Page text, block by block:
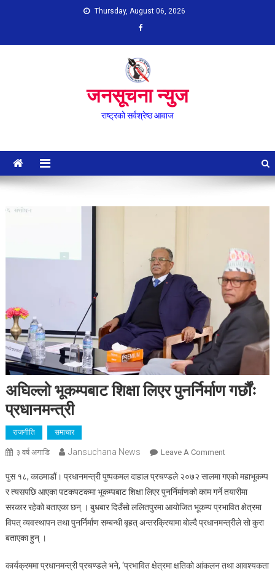
Thursday, August 06, 2026
जनसूचना न्युज
राष्ट्रको सर्वश्रेष्ठ आवाज
अघिल्लो भूकम्पबाट शिक्षा लिएर पुनर्निर्माण गर्छौंः
प्रधानमन्त्री
राजनीति समाचार
३ वर्ष अगाडि Jansuchana News Leave A CommentOn
भूकम्पबाट
शिक्षा
लिएर
पुनर्निर्माण
पुस १८, काठमाडौं। प्रधानमन्त्री पुष्पकमल दाहाल प्रचण्डले २०७२ सालमा गएको महाभूकम्प
र त्यसपछि आएका पटकपटकमा भूकम्पबाट शिक्षा लिएर पुनर्निर्माणको काम गर्ने तयारीमा
सरकार रहेको बताएका छन् । बुधबार दिउँसो ललितपुरमा आयोजित भूकम्प प्रभावित क्षेत्रमा
विपत् व्यवस्थापन तथा पुनर्निर्माण सम्बन्धी बृहत् अन्तरक्रियामा बोल्दै प्रधानमन्त्रीले सो कुरा
बताएका हुन् ।
कार्यक्रममा प्रधानमन्त्री प्रचण्डले भने, ‘प्रभावित क्षेत्रमा क्षतिको आंकलन तथा आवश्यकता